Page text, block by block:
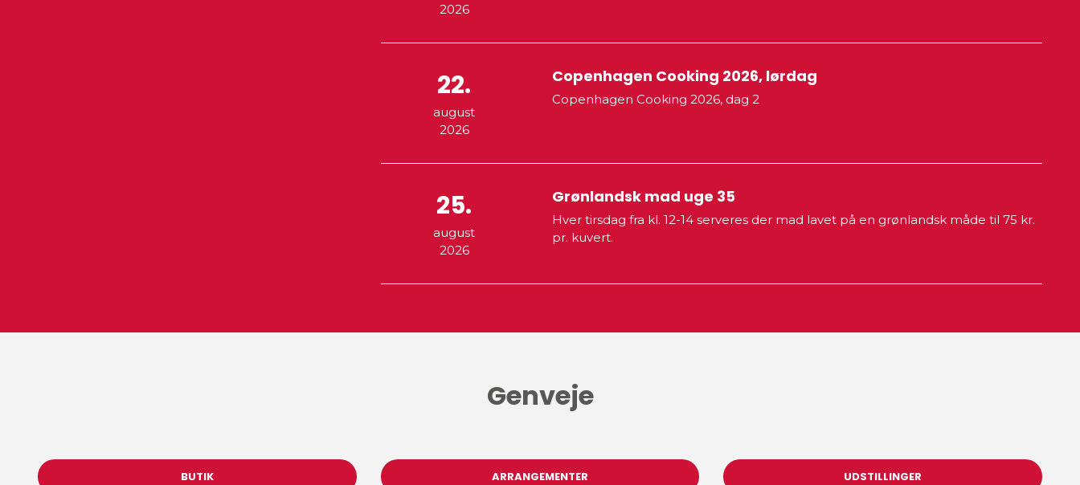
2026
22.
august
2026
Copenhagen Cooking 2026, lørdag
Copenhagen Cooking 2026, dag 2
25.
august
2026
Grønlandsk mad uge 35
Hver tirsdag fra kl. 12-14 serveres der mad lavet på en grønlandsk måde til 75 kr.
pr. kuvert.
Genveje
BUTIK ARRANGEMENTER UDSTILLINGER